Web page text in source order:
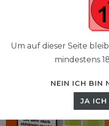
Um auf dieser Seite
mindestens
NEIN ICH BIN
JA ICH